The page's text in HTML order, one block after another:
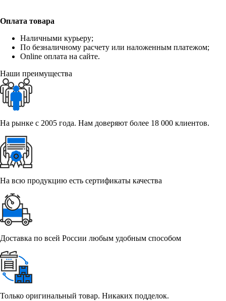
Оплата товара
Наличными курьеру;
По безналичному расчету или наложенным платежом;
Online оплата на сайте.
Наши преимущества
На рынке с 2005 года. Нам доверяют более 18 000 клиентов.
На всю продукцию есть сертификаты качества
Доставка по всей России любым удобным способом
Только оригинальный товар. Никаких подделок.